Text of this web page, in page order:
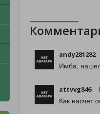
andy281282
Имба,
attvvg846
Как насчет